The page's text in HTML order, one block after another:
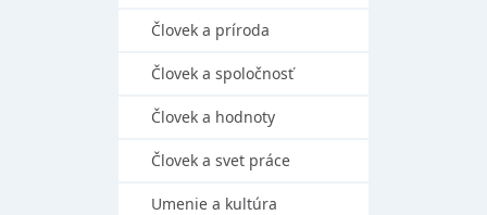
Človek a príroda
Človek a spoločnosť
Človek a hodnoty
Človek a svet práce
Umenie a kultúra